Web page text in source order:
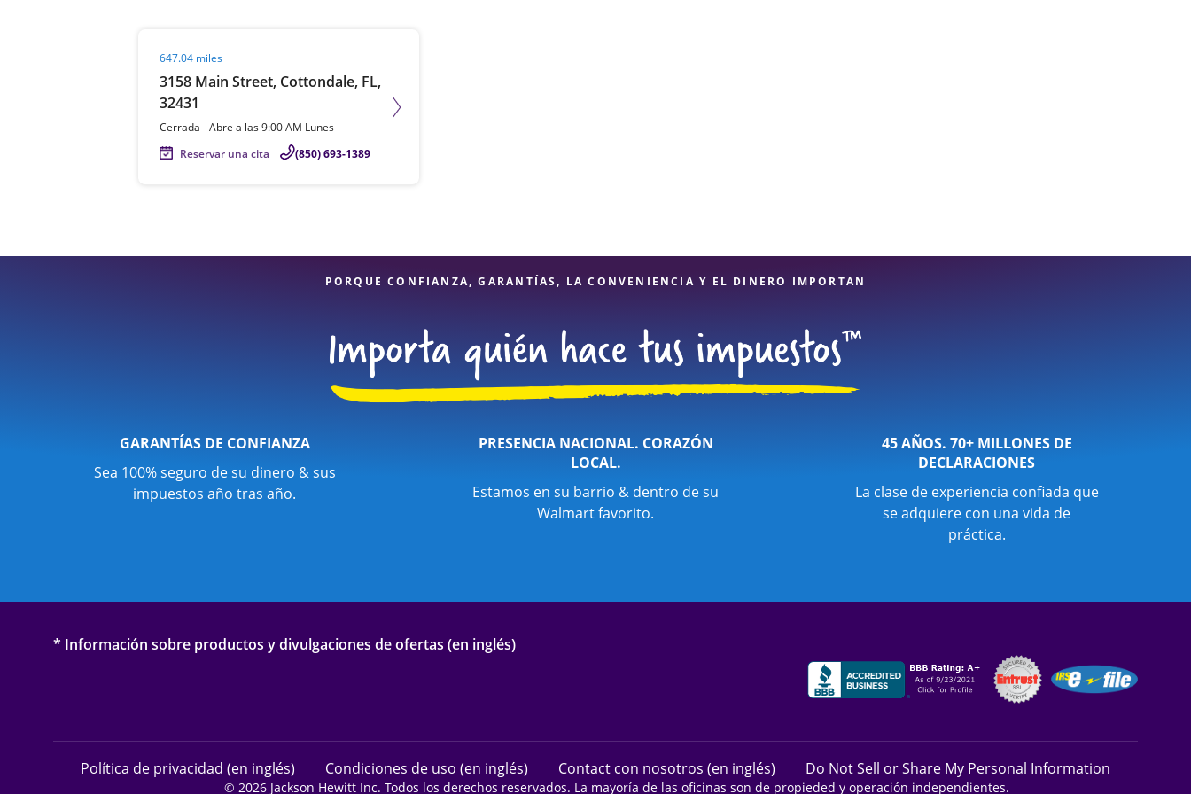
647.04 miles
3158 Main Street, Cottondale, FL,
32431
Cerrada -Abre a las9:00 AM Lunes
Reservar una cita
(850) 693-1389
PORQUE CONFIANZA, GARANTÍAS, LA CONVENIENCIA Y EL DINERO IMPORTAN
GARANTÍAS DE CONFIANZA
Sea 100% seguro de su dinero & sus
impuestos año tras año.
PRESENCIA NACIONAL. CORAZÓN
LOCAL.
Estamos en su barrio & dentro de su
Walmart favorito.
45 AÑOS. 70+ MILLONES DE
DECLARACIONES
La clase de experiencia confiada que
se adquiere con una vida de
práctica.
* Información sobre productos y divulgaciones de ofertas (en inglés)
Política de privacidad (en inglés) Condiciones de uso (en inglés) Contact con nosotros (en inglés) Do Not Sell or Share My Personal Information
© 2026 Jackson Hewitt Inc. Todos los derechos reservados. La mayoría de las oficinas son de propieded y operación independientes.